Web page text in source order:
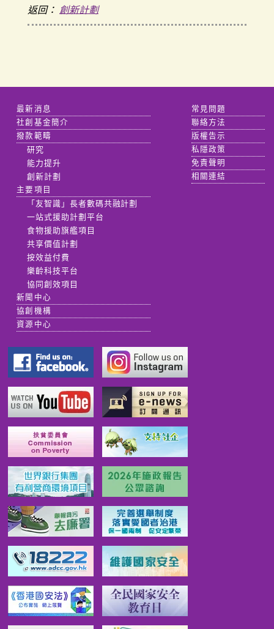
返回： 創新計劃
最新消息
社創基金簡介
撥款範疇
研究
能力提升
創新計劃
主要項目
「友智識」長者數碼共融計劃
一站式援助計劃平台
食物援助旗艦項目
共享價值計劃
按效益付費
樂齡科技平台
協同創效項目
新聞中心
協創機構
資源中心
常見問題
聯絡方法
版權告示
私隱政策
免責聲明
相關連結